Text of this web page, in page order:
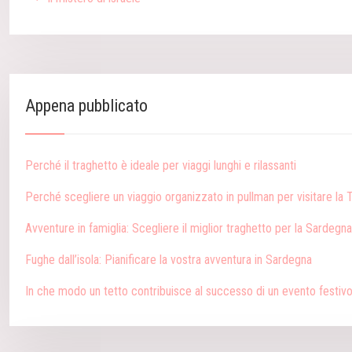
Appena pubblicato
Perché il traghetto è ideale per viaggi lunghi e rilassanti
Perché scegliere un viaggio organizzato in pullman per visitare la
Avventure in famiglia: Scegliere il miglior traghetto per la Sardegna
Fughe dall’isola: Pianificare la vostra avventura in Sardegna
In che modo un tetto contribuisce al successo di un evento